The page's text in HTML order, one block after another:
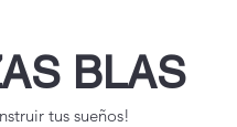
BLAS
tus sueños!